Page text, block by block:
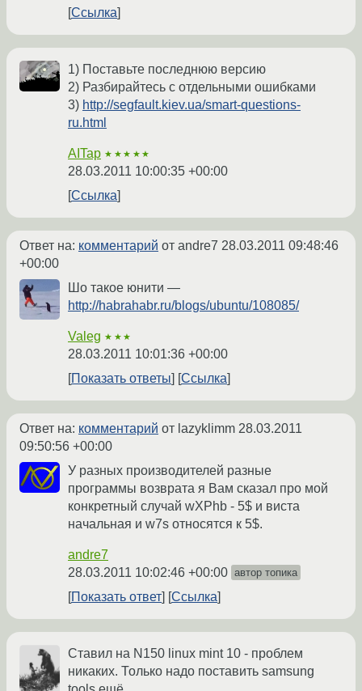
Ссылка
1) Поставьте последнюю версию
2) Разбирайтесь с отдельными ошибками
3) http://segfault.kiev.ua/smart-questions-
ru.html
AITap ★★★★★
28.03.2011 10:00:35 +00:00
Ссылка
Ответ на: комментарий от andre7 28.03.2011 09:48:46
+00:00
Шо такое юнити —
http://habrahabr.ru/blogs/ubuntu/108085/
Valeg ★★★
28.03.2011 10:01:36 +00:00
Показать ответы
Ссылка
Ответ на: комментарий от lazyklimm 28.03.2011
09:50:56 +00:00
У разных производителей разные
программы возврата я Вам сказал про мой
конкретный случай wXPhb - 5$ и виста
начальная и w7s относятся к 5$.
andre7
28.03.2011 10:02:46 +00:00 автор топика
Показать ответ Ссылка
Ставил на N150 linux mint 10 - проблем
никаких. Только надо поставить samsung